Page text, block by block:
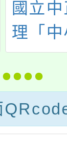
國立
理「
教育